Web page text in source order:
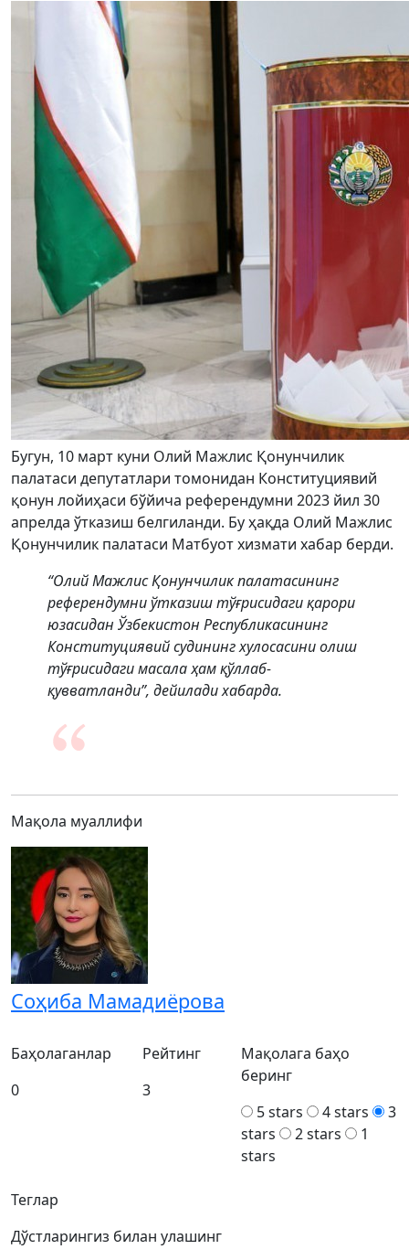
Бугун, 10 март куни Олий Мажлис Қонунчилик
палатаси депутатлари томонидан Конституциявий
қонун лойиҳаси бўйича референдумни 2023 йил 30
апрелда ўтказиш белгиланди. Бу ҳақда Олий Мажлис
Қонунчилик палатаси Матбуот хизмати хабар берди.
“Олий Мажлис Қонунчилик палатасининг
референдумни ўтказиш тўғрисидаги қарори
юзасидан Ўзбекистон Республикасининг
Конституциявий судининг хулосасини олиш
тўғрисидаги масала ҳам қўллаб-
қувватланди”, дейилади хабарда.
Мақола муаллифи
Соҳиба Мамадиёрова
Теглар
Баҳолаганлар
0
Рейтинг
3
Мақолага баҳо
беринг
5 stars
4 stars
3
stars
2 stars
1
stars
Дўстларингиз билан улашинг